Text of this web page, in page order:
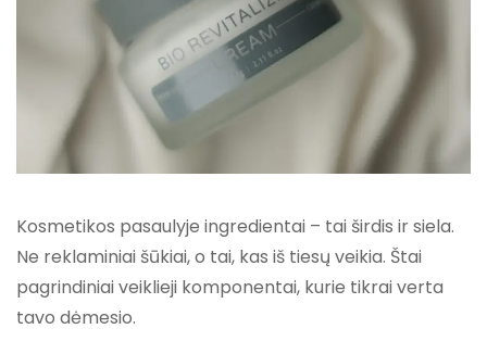
Kosmetikos pasaulyje ingredientai – tai širdis ir siela.
Ne reklaminiai šūkiai, o tai, kas iš tiesų veikia. Štai
pagrindiniai veiklieji komponentai, kurie tikrai verta
tavo dėmesio.